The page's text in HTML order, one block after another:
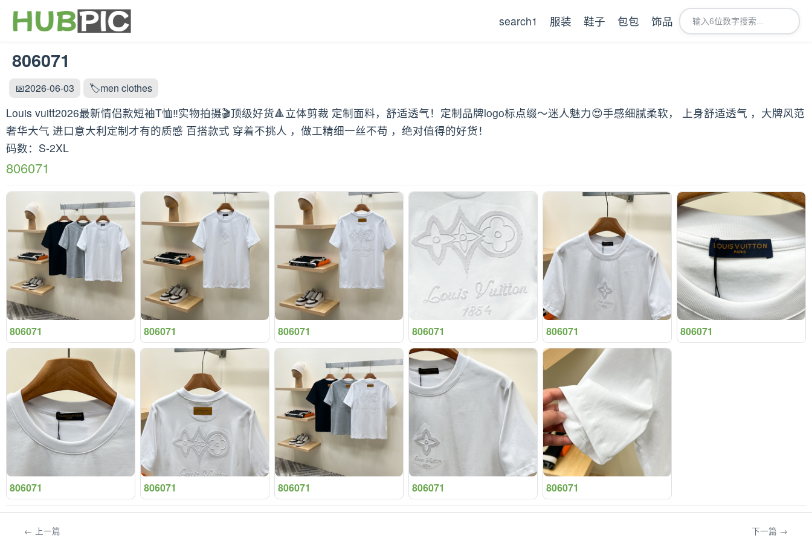
search1 服装 鞋子 包包 饰品
806071
📅2026-06-03 🏷️men clothes
Louis vuitt2026最新情侣款短袖T恤‼️实物拍摄🎬顶级好货🔺立体剪裁 定制面料，舒适透气！定制品牌logo标点缀～迷人魅力😍手感细腻柔软， 上身舒适透气 ，大牌风范
奢华大气 进口意大利定制才有的质感 百搭款式 穿着不挑人 ，做工精细一丝不苟 ，绝对值得的好货！
码数：S-2XL
806071
806071 806071 806071 806071 806071 806071
806071 806071 806071 806071 806071
← 上一篇 下一篇 →